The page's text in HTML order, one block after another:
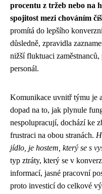
procentu z tržeb nebo na
spojitost mezi chováním
promítá do lepšího
důsledně, zpravidla
nižší fluktuaci
personál.
Komunikace uvnitř týmu je
dopad na to, jak plynule
nespolupracují, dochází ke
frustraci na obou stranách.
jídlo, je hostem, který se s
typ ztráty, který se v
informací, jasné pracovní
proto investicí do celkové